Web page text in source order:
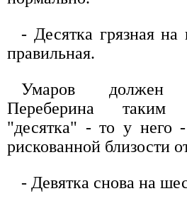
- Десятка грязная
правильная.
Умаров
Переберина таким
"десятка" - то у него
рискованной близости
- Девятка снова на